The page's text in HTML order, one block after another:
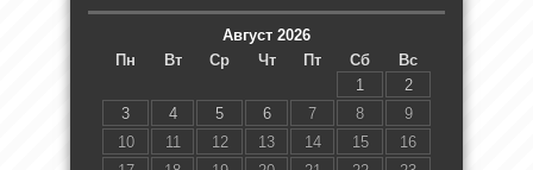
Август 2026
Пн
Вт Ср Чт Пт Сб
Вс
1
2
3
4 5 6 7 8
9
10
11 12 13 14 15
16